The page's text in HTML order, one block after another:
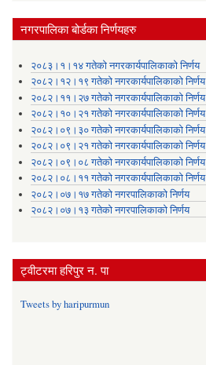
नगरपालिका बोर्डका निर्णयहरु
२०८३।१।१४ गतेको नगरकार्यपालिकाको निर्णय
२०८२।१२।१९ गतेको नगरकार्यपालिकाको निर्णय
२०८२।११।२७ गतेको नगरकार्यपालिकाको निर्णय
२०८२।१०।२१ गतेको नगरकार्यपालिकाको निर्णय
२०८२।०९।३० गतेको नगरकार्यपालिकाको निर्णय
२०८२।०९।२१ गतेको नगरकार्यपालिकाको निर्णय
२०८२।०९।०८ गतेको नगरकार्यपालिकाको निर्णय
२०८२।०८।११ गतेको नगरकार्यपालिकाको निर्णय
२०८२।०७।१७ गतेको नगरपालिकाको निर्णय
२०८२।०७।१३ गतेको नगरपालिकाको निर्णय
ट्वीटरमा हरिपुर न. पा
Tweets by haripurmun